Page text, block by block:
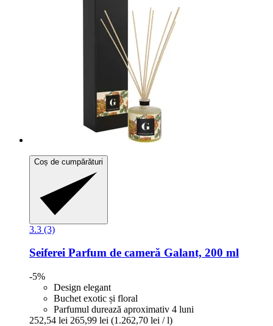
Coș de cumpărături
3.3 (3)
Seiferei Parfum de cameră Galant, 200 ml
-5%
Design elegant
Buchet exotic și floral
Parfumul durează aproximativ 4 luni
252,54 lei 265,99 lei (1.262,70 lei / l)